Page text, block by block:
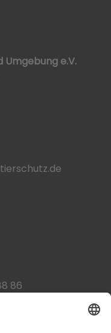
e.V.
86